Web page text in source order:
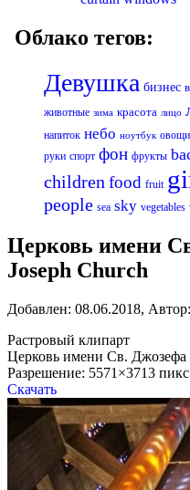
Облако тегов:
Девушка бизнес
животные зима красота лицо
напиток небо ноутбук овощи
руки спорт фон фрукты
childrenfood fruit
people sea sky vegetables
Церковь имени
Joseph Church
Добавлен: 08.06.2018, Автор:
Растровый клипарт
Церковь имени Св. Джозефа
Разрешение: 5571×3713
Скачать